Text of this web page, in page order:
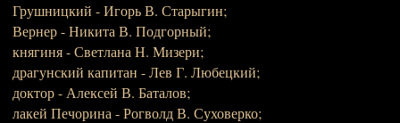
Грушницкий - Игорь В. Старыгин;
Вернер - Никита В. Подгорный;
княгиня - Светлана Н. Мизери;
драгунский капитан - Лев Г. Любецкий;
доктор - Алексей В. Баталов;
лакей Печорина - Рогволд В. Суховерко;